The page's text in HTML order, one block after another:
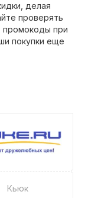
делая
проверять
промокоды при
покупки еще
Кьюк